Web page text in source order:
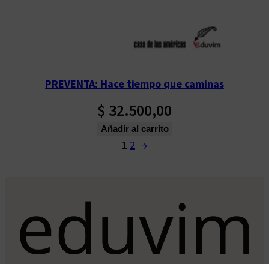
PREVENTA: Hace tiempo que caminas
$ 32.500,00
Añadir al carrito
1 2 →